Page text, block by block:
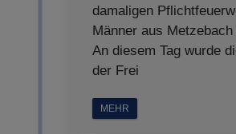
damaligen
Männer aus
An diesem Tag wurde
der Frei
MEHR